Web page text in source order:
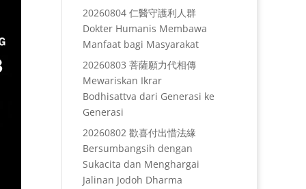
20260804 仁醫守護利人群
Dokter Humanis Membawa
Manfaat bagi Masyarakat
20260803 菩薩願力代相傳
Mewariskan Ikrar
Bodhisattva dari Generasi ke
Generasi
20260802 歡喜付出惜法緣
Bersumbangsih dengan
Sukacita dan Menghargai
Jalinan Jodoh Dharma